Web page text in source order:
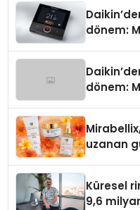
dönem:
dönem:
uzanan
Küresel
9,6